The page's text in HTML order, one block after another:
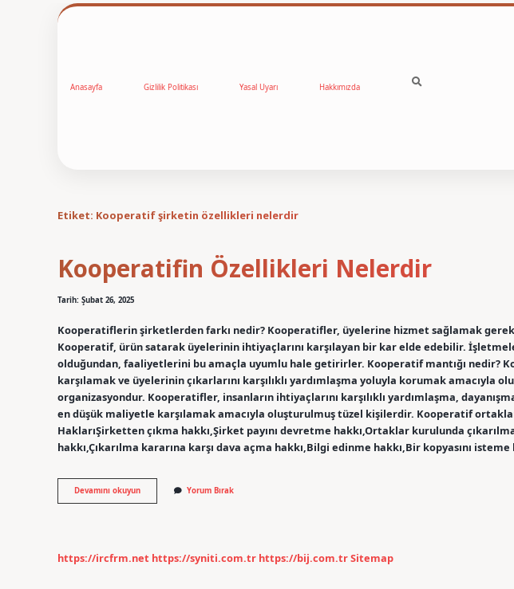
Anasayfa Gizlilik Politikası Yasal Uyarı Hakkımızda
Etiket: Kooperatif şirketin özellikleri nelerdir
Kooperatifin Özellikleri Nelerdir
Tarih: Şubat 26, 2025
Kooperatiflerin şirketlerden farkı nedir? Kooperatifler, üyelerine hizmet sağlamak
Kooperatif, ürün satarak üyelerinin ihtiyaçlarını karşılayan bir kar elde edebilir.
olduğundan, faaliyetlerini bu amaçla uyumlu hale getirirler. Kooperatif mantığı nedir?
karşılamak ve üyelerinin çıkarlarını karşılıklı yardımlaşma yoluyla korumak amacıyla
organizasyondur. Kooperatifler, insanların ihtiyaçlarını karşılıklı yardımlaşma,
en düşük maliyetle karşılamak amacıyla oluşturulmuş tüzel kişilerdir. Kooperatif
HaklarıŞirketten çıkma hakkı,Şirket payını devretme hakkı,Ortaklar kurulunda
hakkı,Çıkarılma kararına karşı dava açma hakkı,Bilgi edinme hakkı,Bir kopyasını
Devamını okuyunKooperatifin
Özellikleri
Yorum Bırak
https://ircfrm.net https://syniti.com.tr https://bij.com.trSitemap